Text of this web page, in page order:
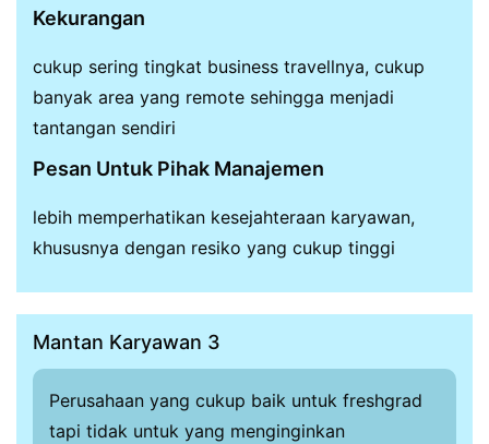
Kekurangan
cukup sering tingkat business travellnya, cukup
banyak area yang remote sehingga menjadi
tantangan sendiri
Pesan Untuk Pihak Manajemen
lebih memperhatikan kesejahteraan karyawan,
khususnya dengan resiko yang cukup tinggi
Mantan Karyawan 3
Perusahaan yang cukup baik untuk freshgrad
tapi tidak untuk yang menginginkan